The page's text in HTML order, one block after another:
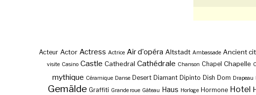
Acteur Actor Actress Actrice Air d'opéra Altstadt Ambassade Ancient
visite Casino Castle Cathedral Cathédrale Chanson Chapel Chapelle
mythique Céramique Danse Desert Diamant Dipinto Dish Dom Drapeau
Gemälde Graffiti Grande roue Gâteau Haus Horloge Hormone Hotel